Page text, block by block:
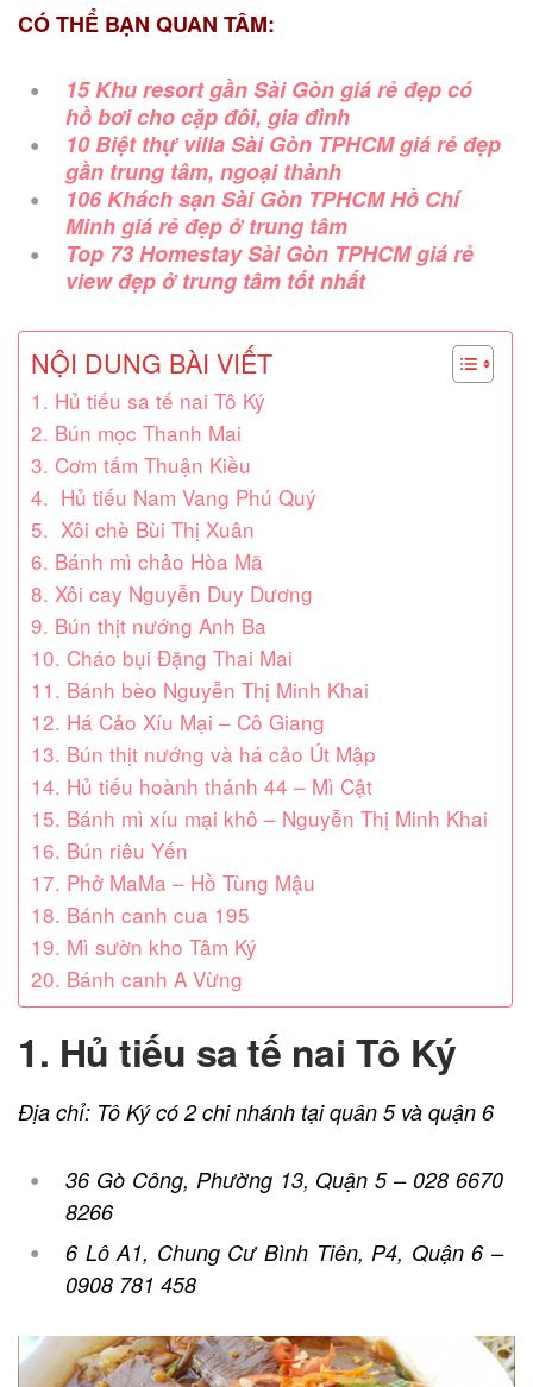
CÓ THỂ BẠN QUAN TÂM:
15 Khu resort gần Sài Gòn giá rẻ đẹp có
hồ bơi cho cặp đôi, gia đình
10 Biệt thự villa Sài Gòn TPHCM giá rẻ đẹp
gần trung tâm, ngoại thành
106 Khách sạn Sài Gòn TPHCM Hồ Chí
Minh giá rẻ đẹp ở trung tâm
Top 73 Homestay Sài Gòn TPHCM giá rẻ
view đẹp ở trung tâm tốt nhất
NỘI DUNG BÀI VIẾT
1. Hủ tiếu sa tế nai Tô Ký
2. Bún mọc Thanh Mai
3. Cơm tấm Thuận Kiều
4. Hủ tiếu Nam Vang Phú Quý
5. Xôi chè Bùi Thị Xuân
6. Bánh mì chảo Hòa Mã
8. Xôi cay Nguyễn Duy Dương
9. Bún thịt nướng Anh Ba
10. Cháo bụi Đặng Thai Mai
11. Bánh bèo Nguyễn Thị Minh Khai
12. Há Cảo Xíu Mại – Cô Giang
13. Bún thịt nướng và há cảo Út Mập
14. Hủ tiếu hoành thánh 44 – Mì Cật
15. Bánh mì xíu mại khô – Nguyễn Thị Minh Khai
16. Bún riêu Yến
17. Phở MaMa – Hồ Tùng Mậu
18. Bánh canh cua 195
19. Mì sườn kho Tâm Ký
20. Bánh canh A Vừng
1. Hủ tiếu sa tế nai Tô Ký
Địa chỉ: Tô Ký có 2 chi nhánh tại quân 5 và quận 6
36 Gò Công, Phường 13, Quận 5 – 028 6670
8266
6 Lô A1, Chung Cư Bình Tiên, P4, Quận 6 –
0908 781 458